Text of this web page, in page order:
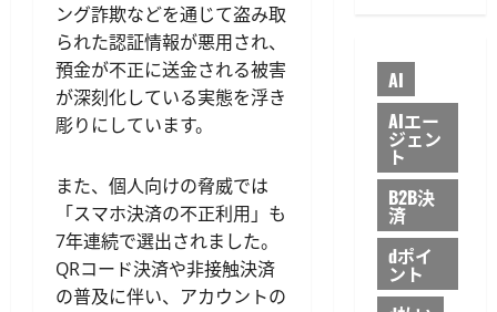
ング詐欺などを通じて盗み取
られた認証情報が悪用され、
預金が不正に送金される被害
が深刻化している実態を浮き
彫りにしています。
また、個人向けの脅威では
「スマホ決済の不正利用」も
7年連続で選出されました。
QRコード決済や非接触決済
の普及に伴い、アカウントの
AI
AIエー
ジェン
ト
B2B決
済
dポイ
ント